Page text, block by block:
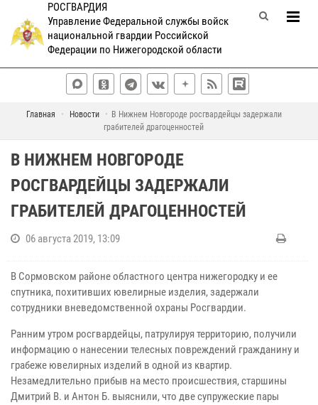
РОСГВАРДИЯ
Управление Федеральной службы войск
национальной гвардии Российской
Федерации по Нижегородской области
Главная Новости
В Нижнем Новгороде росгвардейцы задержали
грабителей драгоценностей
В НИЖНЕМ НОВГОРОДЕ
РОСГВАРДЕЙЦЫ ЗАДЕРЖАЛИ
ГРАБИТЕЛЕЙ ДРАГОЦЕННОСТЕЙ
06 августа 2019, 13:09
В Сормовском районе областного центра нижегородку и ее
спутника, похитивших ювелирные изделия, задержали
сотрудники вневедомственной охраны Росгвардии.
Ранним утром росгвардейцы, патрулируя территорию, получили
информацию о нанесении телесных повреждений гражданину и
грабеже ювелирных изделий в одной из квартир.
Незамедлительно прибыв на место происшествия, старшины
Дмитрий В. и Антон Б. выяснили, что две супружеские пары